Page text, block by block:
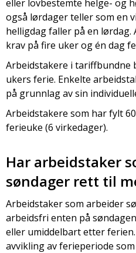
eller lovbestemte helge- og
også lørdager teller som en
helligdag faller på en
krav på fire uker og én dag
Arbeidstakere i tariffbundne
ukers ferie. Enkelte
på grunnlag av sin
Arbeidstakere som har fylt
ferieuke (6 virkedager).
Har arbeidstaker
søndager rett til
Arbeidstaker som arbeider
arbeidsfri enten på
eller umiddelbart etter
avvikling av ferieperiode